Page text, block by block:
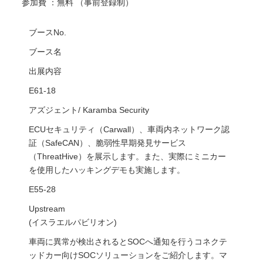
参加費 ：無料 （事前登録制）
ブースNo.
ブース名
出展内容
E61-18
アズジェント/ Karamba Security
ECUセキュリティ（Carwall）、車両内ネットワーク認
証（SafeCAN）、脆弱性早期発見サービス
（ThreatHive）を展示します。また、実際にミニカー
を使用したハッキングデモも実施します。
E55-28
Upstream
(イスラエルパビリオン)
車両に異常が検出されるとSOCへ通知を行うコネクテ
ッドカー向けSOCソリューションをご紹介します。マ